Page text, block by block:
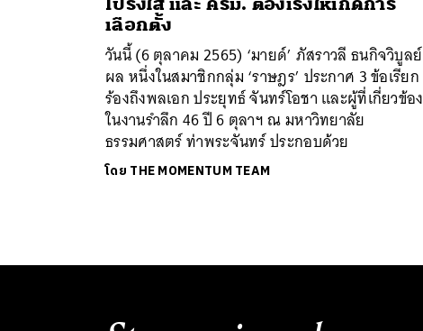
เลือกตั้ง
วันนี้ (6 ตุลาคม 2565) ‘มายด์’ ภัสราวลี ธนกิจวิบูลย์
ผล หนึ่งในสมาชิกกลุ่ม ‘ราษฎร’ ประกาศ 3 ข้อเรียก
ร้องถึงพลเอก ประยุทธ์ จันทร์โอชา และผู้ที่เกี่ยวข้อง
ในงานรำลึก 46 ปี 6 ตุลาฯ ณ มหาวิทยาลัย
ธรรมศาสตร์ ท่าพระจันทร์ ประกอบด้วย
โดย THE MOMENTUM TEAM